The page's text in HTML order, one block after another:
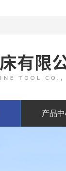
产品